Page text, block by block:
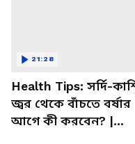
Health Tips: সর্দি-
জ্বর থেকে বাঁচতে বর্ষার
আগে কী করবেন? |
21:28